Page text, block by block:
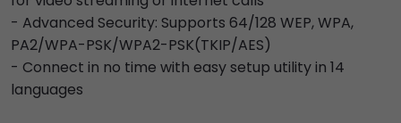
- Advanced Security: Supports 64/128 WEP, WPA,
PA2/WPA-PSK/WPA2-PSK(TKIP/AES)
- Connect in no time with easy setup utility in 14
languages